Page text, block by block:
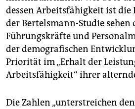
dessen Arbeitsfähigkeit ist die
der Bertelsmann-Studie sehen
Führungskräfte und
der demografischen
Priorität im „Erhalt der
Arbeitsfähigkeit“ ihrer
Die Zahlen „unterstreichen